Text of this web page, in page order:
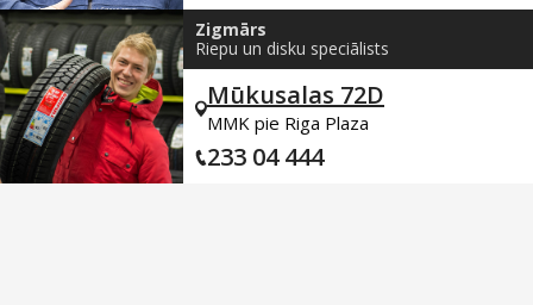
Zigmārs
Riepu un disku speciālists
Mūkusalas 72D
MMK pie Riga Plaza
233 04 444